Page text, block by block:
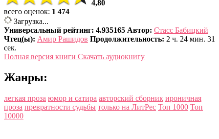
4,80
всего оценок: 1 474
Загрузка...
Универсальный рейтинг: 4.935165 Автор: Стасс Бабицкий
Чтец(ы): Амир Рашидов Продолжительность: 2 ч. 24 мин. 31
сек.
Полная версия книги Скачать аудиокнигу
Жанры:
легкая проза юмор и сатира авторский сборник ироничная
проза превратности судьбы только на ЛитРес Топ 1000 Топ
10000